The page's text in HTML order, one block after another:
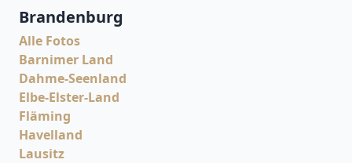
Brandenburg
Alle Fotos
Barnimer Land
Dahme-Seenland
Elbe-Elster-Land
Fläming
Havelland
Lausitz